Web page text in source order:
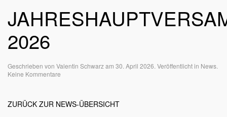
2026
Geschrieben von Valentin Schwarzam 30. April 2026. Veröffentlicht in News.
Keine Kommentare
ZURÜCK ZUR NEWS-ÜBERSICHT